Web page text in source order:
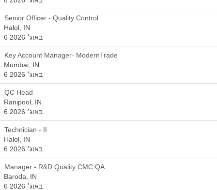
Senior Officer - Quality Control
Halol, IN
6 באוג׳ 2026
Key Account Manager- ModernTrade
Mumbai, IN
6 באוג׳ 2026
QC Head
Ranipool, IN
6 באוג׳ 2026
Technician - II
Halol, IN
6 באוג׳ 2026
Manager - R&D Quality CMC QA
Baroda, IN
6 באוג׳ 2026